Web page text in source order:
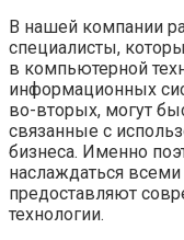
В нашей компании
специалисты,
в компьютерной
информационных
во-вторых, могут
связанные с
бизнеса. Именно
наслаждаться
предоставляют
технологии.